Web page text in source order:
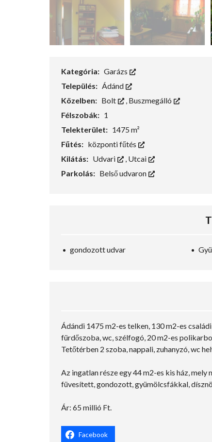
Kategória: Garázs
Település: Ádánd
Közelben: Bolt , Buszmegálló
Félszobák: 1
Telekterület: 1475 m²
Fűtés: központi fűtés
Kilátás: Udvari , Utcai
Parkolás: Belső udvaron
gondozott udvar
Ádándi 1475 m2-es telken, 130 m2-es
fürdőszoba, wc, szélfogó, 20 m2-es
Tetőtérben 2 szoba, nappali, zuhanyzó, wc
Az ingatlan része egy 44 m2-es kis ház,
füvesített, gondozott, gyümölcsfákkal,
Ár: 65 millió Ft.
Facebook